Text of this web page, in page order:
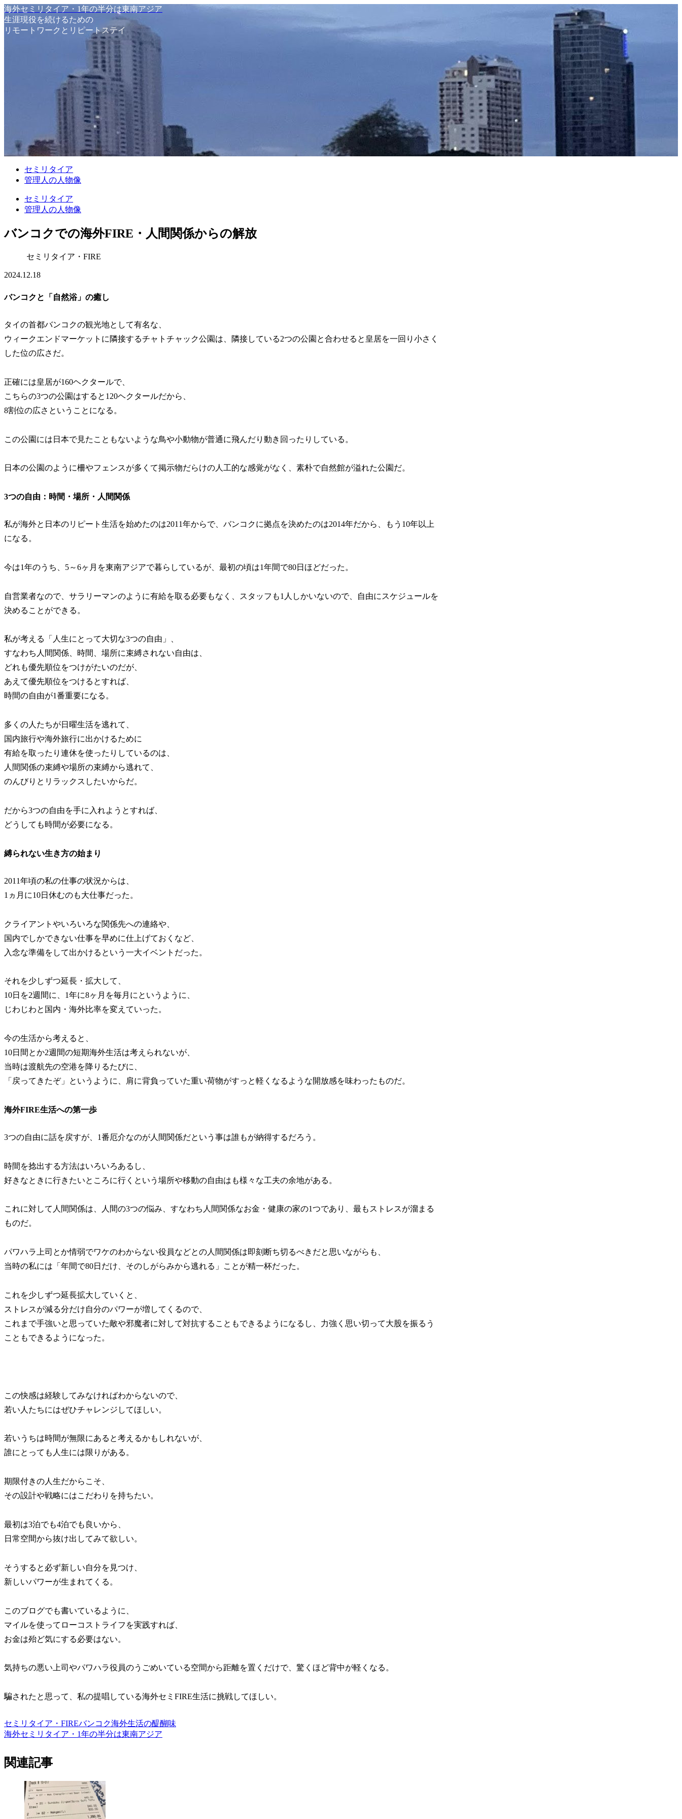
海外セミリタイア・1年の半分は東南アジア
生涯現役を続けるための
リモートワークとリピートステイ
セミリタイア
管理人の人物像
セミリタイア
管理人の人物像
バンコクでの海外FIRE・人間関係からの解放
セミリタイア・FIRE
2024.12.18
バンコクと「自然浴」の癒し
タイの首都バンコクの観光地として有名な、
ウィークエンドマーケットに隣接するチャトチャック公園は、隣接している2つの公園と合わせると皇居を一回り小さく
した位の広さだ。
正確には皇居が160ヘクタールで、
こちらの3つの公園はすると120ヘクタールだから、
8割位の広さということになる。
この公園には日本で見たこともないような鳥や小動物が普通に飛んだり動き回ったりしている。
日本の公園のように柵やフェンスが多くて掲示物だらけの人工的な感覚がなく、素朴で自然館が溢れた公園だ。
3つの自由：時間・場所・人間関係
私が海外と日本のリピート生活を始めたのは2011年からで、バンコクに拠点を決めたのは2014年だから、もう10年以上
になる。
今は1年のうち、5～6ヶ月を東南アジアで暮らしているが、最初の頃は1年間で80日ほどだった。
自営業者なので、サラリーマンのように有給を取る必要もなく、スタッフも1人しかいないので、自由にスケジュールを
決めることができる。
私が考える「人生にとって大切な3つの自由」、
すなわち人間関係、時間、場所に束縛されない自由は、
どれも優先順位をつけがたいのだが、
あえて優先順位をつけるとすれば、
時間の自由が1番重要になる。
多くの人たちが日曜生活を逃れて、
国内旅行や海外旅行に出かけるために
有給を取ったり連休を使ったりしているのは、
人間関係の束縛や場所の束縛から逃れて、
のんびりとリラックスしたいからだ。
だから3つの自由を手に入れようとすれば、
どうしても時間が必要になる。
縛られない生き方の始まり
2011年頃の私の仕事の状況からは、
1ヵ月に10日休むのも大仕事だった。
クライアントやいろいろな関係先への連絡や、
国内でしかできない仕事を早めに仕上げておくなど、
入念な準備をして出かけるという一大イベントだった。
それを少しずつ延長・拡大して、
10日を2週間に、1年に8ヶ月を毎月にというように、
じわじわと国内・海外比率を変えていった。
今の生活から考えると、
10日間とか2週間の短期海外生活は考えられないが、
当時は渡航先の空港を降りるたびに、
「戻ってきたぞ」というように、肩に背負っていた重い荷物がすっと軽くなるような開放感を味わったものだ。
海外FIRE生活への第一歩
3つの自由に話を戻すが、1番厄介なのが人間関係だという事は誰もが納得するだろう。
時間を捻出する方法はいろいろあるし、
好きなときに行きたいところに行くという場所や移動の自由はも様々な工夫の余地がある。
これに対して人間関係は、人間の3つの悩み、すなわち人間関係なお金・健康の家の1つであり、最もストレスが溜まる
ものだ。
パワハラ上司とか情弱でワケのわからない役員などとの人間関係は即刻断ち切るべきだと思いながらも、
当時の私には「年間で80日だけ、そのしがらみから逃れる」ことが精一杯だった。
これを少しずつ延長拡大していくと、
ストレスが減る分だけ自分のパワーが増してくるので、
これまで手強いと思っていた敵や邪魔者に対して対抗することもできるようになるし、力強く思い切って大股を振るう
こともできるようになった。
この快感は経験してみなければわからないので、
若い人たちにはぜひチャレンジしてほしい。
若いうちは時間が無限にあると考えるかもしれないが、
誰にとっても人生には限りがある。
期限付きの人生だからこそ、
その設計や戦略にはこだわりを持ちたい。
最初は3泊でも4泊でも良いから、
日常空間から抜け出してみて欲しい。
そうすると必ず新しい自分を見つけ、
新しいパワーが生まれてくる。
このブログでも書いているように、
マイルを使ってローコストライフを実践すれば、
お金は殆ど気にする必要はない。
気持ちの悪い上司やパワハラ役員のうごめいている空間から距離を置くだけで、驚くほど背中が軽くなる。
騙されたと思って、私の提唱している海外セミFIRE生活に挑戦してほしい。
セミリタイア・FIREバンコク海外生活の醍醐味
海外セミリタイア・1年の半分は東南アジア
関連記事